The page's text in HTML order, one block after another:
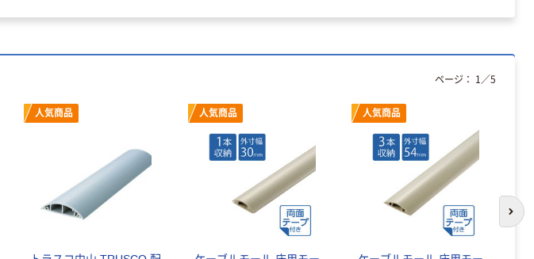
人気商品 人気商品 人気商品
ページ： 1 ／5
次